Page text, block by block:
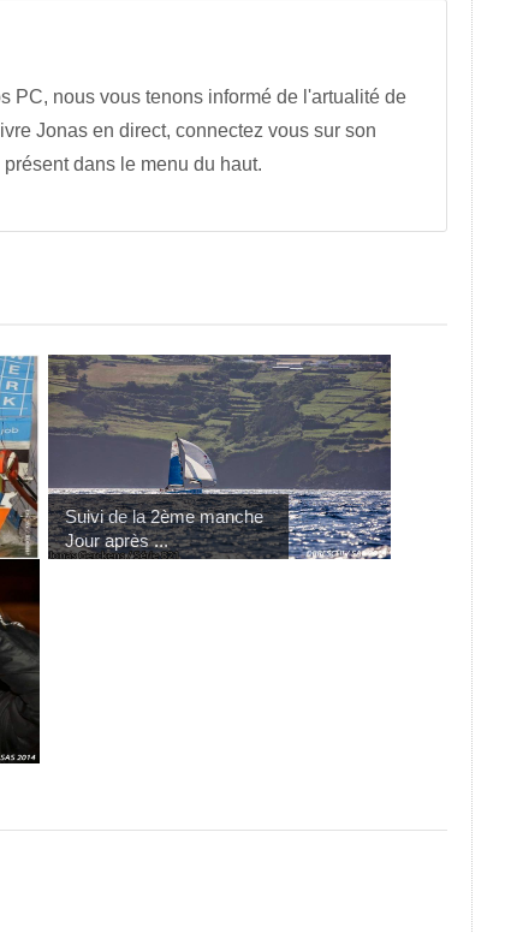
PC, nous vous tenons informé de l'artualité de
Jonas en direct, connectez vous sur son
présent dans le menu du haut.
Suivi de la 2ème manche
Jour après ...